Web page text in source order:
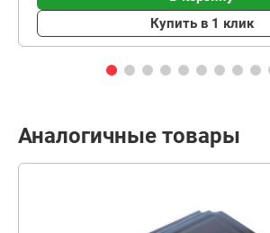
Купить в 1 клик
Аналогичные товары